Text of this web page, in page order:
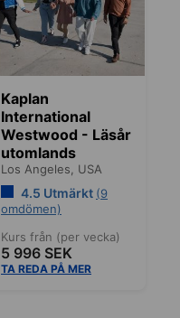
Kaplan
International
Westwood - Läsår
utomlands
Los Angeles, USA
4.5 Utmärkt (9
omdömen)
Kurs från (per vecka)
5 996 SEK
TA REDA PÅ MER